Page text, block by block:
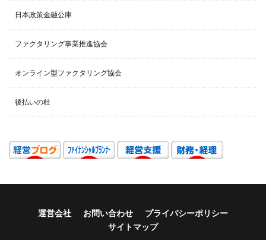
日本政策金融公庫
ファクタリング事業推進協会
オンライン型ファクタリング協会
後払いの杜
運営会社 お問い合わせ
プライバシーポリシー
サイトマップ